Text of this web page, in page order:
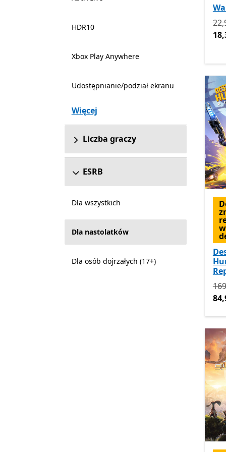
HDR10
Xbox Play Anywhere
Udostępnianie/podział ekranu
Więcej
Liczba graczy
ESRB
Dla wszystkich
Dla nastolatków
Dla osób dojrzałych (17+)